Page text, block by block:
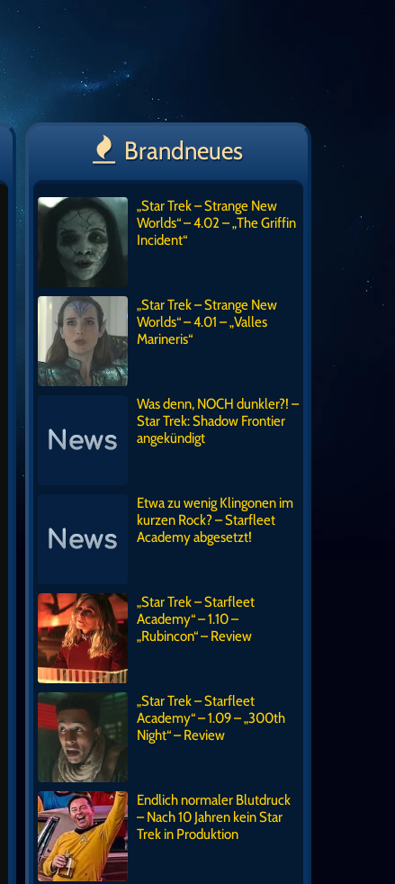
Brandneues
„Star Trek – Strange New
Worlds“ – 4.02 – „The Griffin
Incident“
„Star Trek – Strange New
Worlds“ – 4.01 – „Valles
Marineris“
Was denn, NOCH dunkler?! –
Star Trek: Shadow Frontier
angekündigt
Etwa zu wenig Klingonen im
kurzen Rock? – Starfleet
Academy abgesetzt!
„Star Trek – Starfleet
Academy“ – 1.10 –
„Rubincon“ – Review
„Star Trek – Starfleet
Academy“ – 1.09 – „300th
Night“ – Review
Endlich normaler Blutdruck
– Nach 10 Jahren kein Star
Trek in Produktion